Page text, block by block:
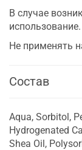
В случае
использование.
Не применять
Состав
Aqua, Sorbitol,
Hydrogenated
Shea Oil,